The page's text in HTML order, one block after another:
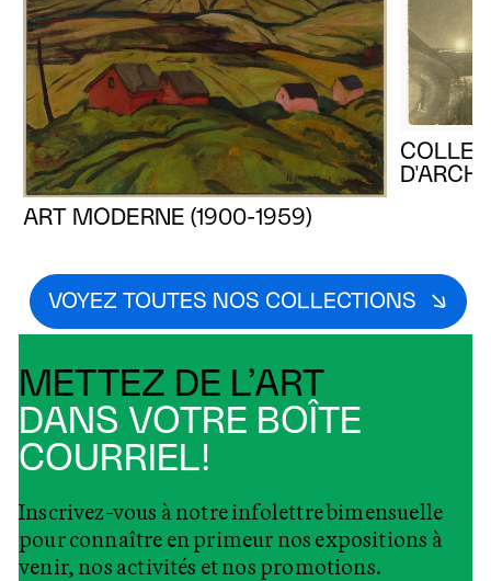
ART MODERNE (1900-1959)
VOYEZ TOUTES NOS COLLECTIONS
METTEZ DE L’ART
DANS VOTRE BOÎTE
COURRIEL!
Inscrivez-vous à notre infolettre bimensuelle
pour connaître en primeur nos expositions à
venir, nos activités et nos promotions.